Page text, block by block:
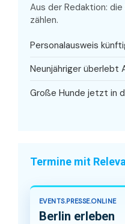
Aus der Redaktion:
zählen.
Personalausweis
Neunjähriger überlebt
Große Hunde jetzt in
Termine mit
EVENTS.PRESSE.ONLINE
Berlin erleben